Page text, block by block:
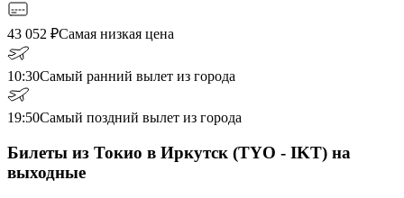
43 052 ₽Самая низкая цена
10:30Самый ранний вылет из города
19:50Самый поздний вылет из города
Билеты из Токио в Иркутск (TYO - IKT) на
выходные